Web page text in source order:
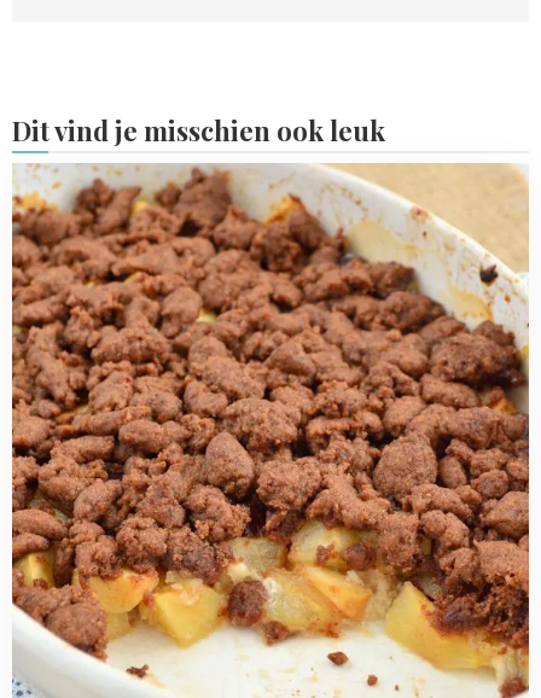
Dit vind je misschien ook leuk
Read
more
about
Speculaas
crumble